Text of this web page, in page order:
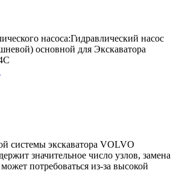
насоса:Гидравлический насос
основной для Экскаватора
системы экскаватора VOLVO
значительное число узлов, замена
потребоваться из-за высокой